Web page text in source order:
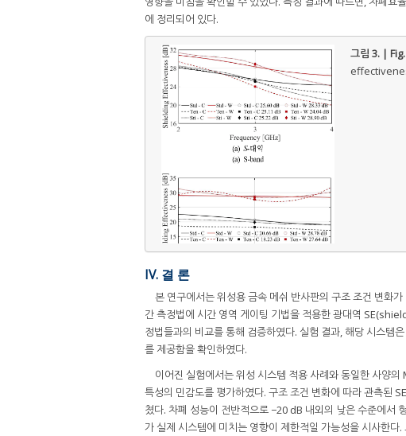
에 정리되어 있다.
그림 3. |
IV. 결 론
본 연구에서는 위성용 금속 메쉬 반사판의 구조 조건 변화
간 측정법에 시간 영역 게이팅 기법을 적용한 광대역
정법들과의 비교를 통해 검증하였다. 실험 결과, 해당 시스템은
를 제공함을 확인하였다.
이어진 실험에서는 위성 시스템 적용 사례와 동일한 사양
특성의 민감도를 평가하였다. 구조 조건 변화에 따라 관측된
쳤다. 차폐 성능이 전반적으로 −20 dB 내외의 낮은 수준에서
가 실제 시스템에 미치는 영향이 제한적일 가능성을 시사한